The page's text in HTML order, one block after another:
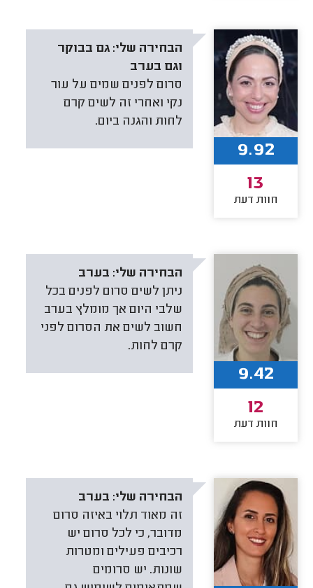
הבחירה שלי: גם בבוקר
וגם בערב
סרום לפנים שמים על עור
נקי ואחרי זה לשים קרם
לחות והגנה ביום.
9.92
13
חוות דעת
הבחירה שלי: בערב
ניתן לשים סרום לפנים בכל
שלבי היום אך מומלץ בערב
חשוב לשים את הסרום לפני
קרם לחות.
9.42
12
חוות דעת
הבחירה שלי: בערב
זה מאוד תלוי באיזה סרום
מדובר, כי לכל סרום יש
רכיבים פעילים ומטרות
שונות. יש סרומים